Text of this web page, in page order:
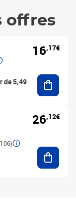
offres
de 5,49
16,17€
26,12€